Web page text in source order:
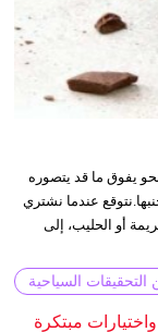
يفوق ما قد يتصوره
عندما نشتري
أو الحليب، إلى
التحقيقات السياحية
مبتكرة